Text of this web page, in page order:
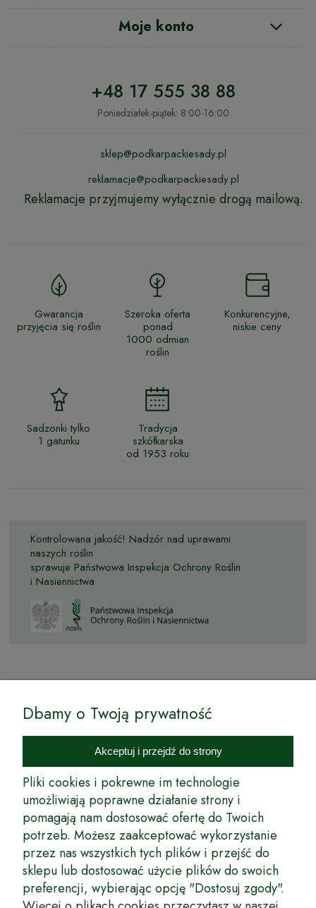
Moje konto
+48 17 555 38 88
Poniedziałek-piątek: 8:00-16:00
sklep@podkarpackiesady.pl
reklamacje@podkarpackiesady.pl
Reklamacje przyjmujemy wyłącznie drogą mailową.
Gwarancja
przyjęcia się roślin
Szeroka oferta
ponad
1000 odmian
roślin
Konkurencyjne,
niskie ceny
Sadzonki tylko
1 gatunku
Tradycja
szkółkarska
od 1953 roku
Kontrolowana jakość! Nadzór nad uprawami
naszych roślin
sprawuje Państwowa Inspekcja Ochrony Roślin
i Nasiennictwa
Internetowy Sklep Ogrodniczy Podkarpackie Sady to inicjatywa
podkarpackich szkółkarzy, której zamierzeniem jest wprowadzenie na
rynek wysokiej jakości drzewek owocowych, drzewek ozdobnych oraz
innych produktów pozwalających na uprawianie zarówno małych, jak
i dużych sadów oraz ogrodów.
Wspólnie stworzyliśmy dla Państwa kompleksową ofertę - wspaniałe
produkty, dary ziemi ze szkółek drzewek ozdobnych i owocowych,
których tradycje sięgają roku 1953. Drzewka produkowane są
z najwyższą starannością przez trzecie pokolenie plantatorów.
Długoletnie Doświadczenie sprawiło, że wszystkie drzewka cechuje
duża odporność na zmienne warunki atmosferyczne naszego klimatu
oraz niezwykły urodzaj. W ofercie naszego internetowego sklepu
Dbamy o Twoją prywatność
Akceptuj i przejdź do strony
Pliki cookies i pokrewne im technologie
umożliwiają poprawne działanie strony i
pomagają nam dostosować ofertę do Twoich
potrzeb. Możesz zaakceptować wykorzystanie
przez nas wszystkich tych plików i przejść do
sklepu lub dostosować użycie plików do swoich
preferencji, wybierając opcję "Dostosuj zgody".